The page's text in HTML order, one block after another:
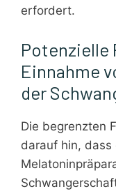
erfordert.
Potenzielle
Einnahme
der
Die begrenzten
darauf hin, dass